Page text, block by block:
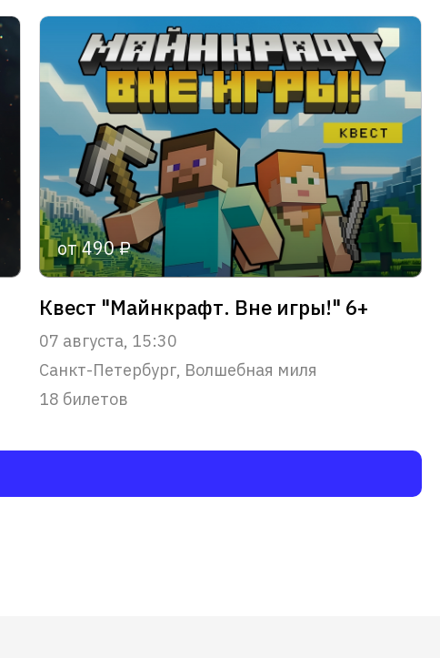
от 490 ₽
Квест "Майнкрафт. Вне игры!" 6+
07 августа, 15:30
Санкт-Петербург, Волшебная миля
18 билетов